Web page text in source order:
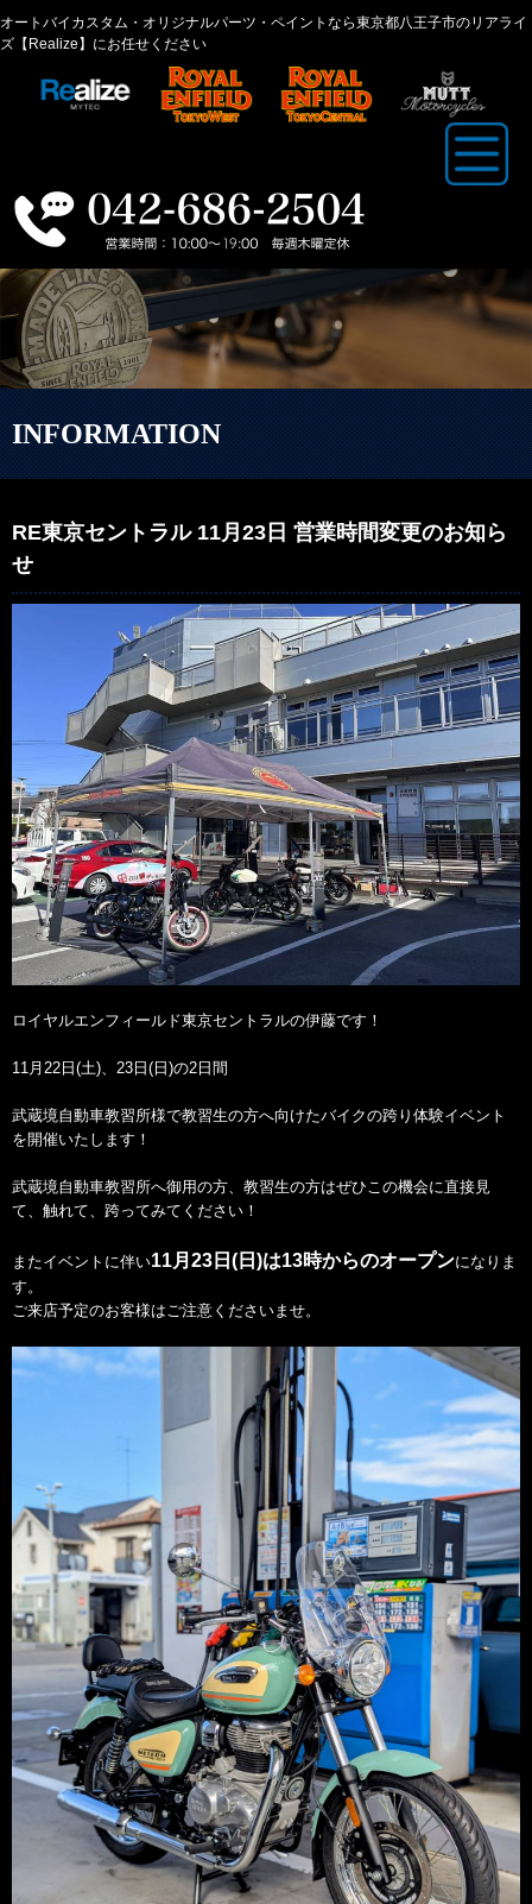
オートバイカスタム・オリジナルパーツ・ペイントなら東京都八王子市のリアライ
ズ【Realize】にお任せください
INFORMATION
RE東京セントラル 11月23日 営業時間変更のお知ら
せ
ロイヤルエンフィールド東京セントラルの伊藤です！
11月22日(土)、23日(日)の2日間
武蔵境自動車教習所様で教習生の方へ向けたバイクの跨り体験イベント
を開催いたします！
武蔵境自動車教習所へ御用の方、教習生の方はぜひこの機会に直接見
て、触れて、跨ってみてください！
またイベントに伴い11月23日(日)は13時からのオープンになりま
す。
ご来店予定のお客様はご注意くださいませ。